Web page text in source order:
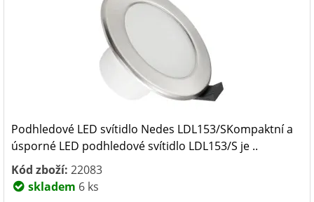
Podhledové LED svítidlo Nedes LDL153/SKompaktní a
úsporné LED podhledové svítidlo LDL153/S je ..
Kód zboží: 22083
skladem 6 ks